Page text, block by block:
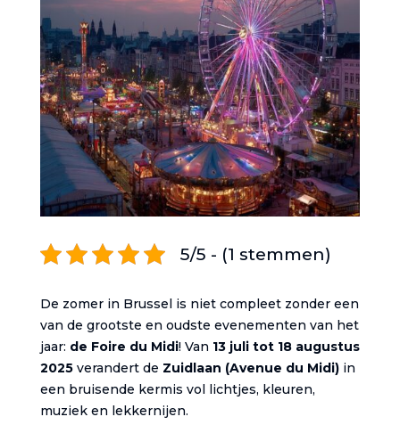
5/5 - (1 stemmen)
De zomer in Brussel is niet compleet zonder een
van de grootste en oudste evenementen van het
jaar: de Foire du Midi! Van 13 juli tot 18 augustus
2025verandert de Zuidlaan (Avenue du Midi)in
een bruisende kermis vol lichtjes, kleuren,
muziek en lekkernijen.